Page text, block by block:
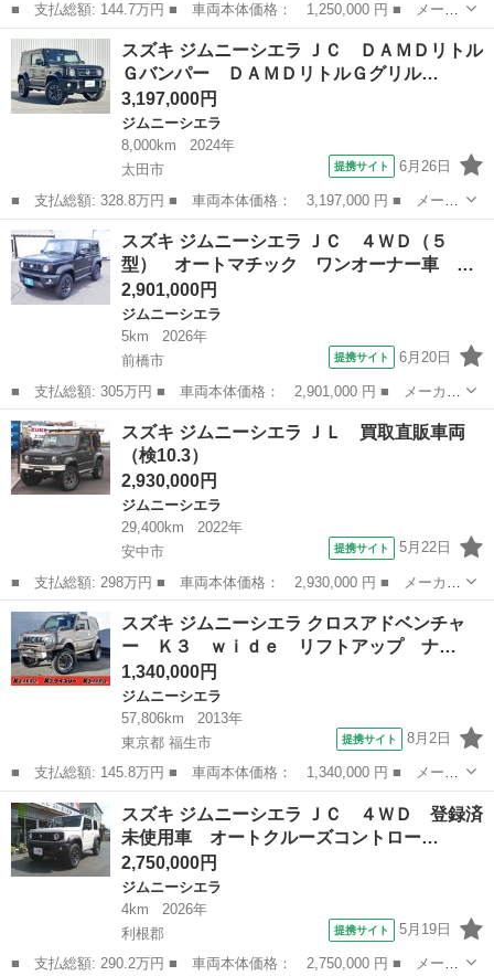
■ 支払総額: 144.7万円 ■ 車両本体価格： 1,250,000 円 ■ メーカ
ー名： スズキ ■ 車種名： ジムニーシエラ ■ グレード名： ラ
ンドベンチャー 修復歴無 特別仕様車 ４ＡＴ リフトアップ ４×
４Ｅｎ...
埼玉 幸手市 ジムニーシエラ
スズキ ジムニーシエラ ＪＣ ＤＡＭＤリトル
Ｇバンパー ＤＡＭＤリトルＧグリル…
3,197,000円
ジムニーシエラ
8,000km
2024年
太田市
提携サイト 6月26日
■ 支払総額: 328.8万円 ■ 車両本体価格： 3,197,000 円 ■ メーカ
ー名： スズキ ■ 車種名： ジムニーシエラ ■ グレード名： Ｊ
Ｃ ＤＡＭＤリトルＧバンパー ＤＡＭＤリトルＧグリル パートタ
イム４Ｗ...
群馬 太田市 ジムニーシエラ
スズキ ジムニーシエラ ＪＣ ４ＷＤ（５
型） オートマチック ワンオーナー車 …
2,901,000円
ジムニーシエラ
5km
2026年
前橋市
提携サイト 6月20日
■ 支払総額: 305万円 ■ 車両本体価格： 2,901,000 円 ■ メーカー
名： スズキ ■ 車種名： ジムニーシエラ ■ グレード名： Ｊ
Ｃ ４ＷＤ（５型） オートマチック ワンオーナー車 デュアルセ
ンサーブレー...
群馬 前橋市 ジムニーシエラ
スズキ ジムニーシエラ ＪＬ 買取直販車両
（検10.3）
2,930,000円
ジムニーシエラ
29,400km
2022年
安中市
提携サイト 5月22日
■ 支払総額: 298万円 ■ 車両本体価格： 2,930,000 円 ■ メーカー
名： スズキ ■ 車種名： ジムニーシエラ ■ グレード名： Ｊ
Ｌ 買取直販車両 ■ 排気量： 1500cc ■ ドア枚数： 3D ■ ミ...
群馬 安中市 ジムニーシエラ
スズキ ジムニーシエラ クロスアドベンチャ
ー Ｋ３ ｗｉｄｅ リフトアップ ナ…
1,340,000円
ジムニーシエラ
57,806km
2013年
東京都 福生市
提携サイト 8月2日
■ 支払総額: 145.8万円 ■ 車両本体価格： 1,340,000 円 ■ メーカ
ー名： スズキ ■ 車種名： ジムニーシエラ ■ グレード名： ク
ロスアドベンチャー Ｋ３ ｗｉｄｅ リフトアップ ナビ ■ 排気
量： ...
東京 福生市 ジムニーシエラ
スズキ ジムニーシエラ ＪＣ ４ＷＤ 登録済
未使用車 オートクルーズコントロー…
2,750,000円
ジムニーシエラ
4km
2026年
利根郡
提携サイト 5月19日
■ 支払総額: 290.2万円 ■ 車両本体価格： 2,750,000 円 ■ メーカ